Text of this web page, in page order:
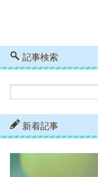
記事検索
新着記事